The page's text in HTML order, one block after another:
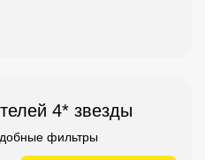
4* звезды
фильтры